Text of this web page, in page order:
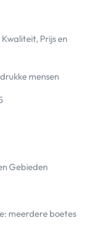
Prijs en
mensen
Gebieden
meerdere boetes